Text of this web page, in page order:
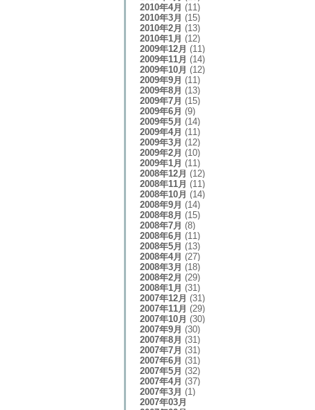
2010年4月 (11)
2010年3月 (15)
2010年2月 (13)
2010年1月 (12)
2009年12月 (11)
2009年11月 (14)
2009年10月 (12)
2009年9月 (11)
2009年8月 (13)
2009年7月 (15)
2009年6月 (9)
2009年5月 (14)
2009年4月 (11)
2009年3月 (12)
2009年2月 (10)
2009年1月 (11)
2008年12月 (12)
2008年11月 (11)
2008年10月 (14)
2008年9月 (14)
2008年8月 (15)
2008年7月 (8)
2008年6月 (11)
2008年5月 (13)
2008年4月 (27)
2008年3月 (18)
2008年2月 (29)
2008年1月 (31)
2007年12月 (31)
2007年11月 (29)
2007年10月 (30)
2007年9月 (30)
2007年8月 (31)
2007年7月 (31)
2007年6月 (31)
2007年5月 (32)
2007年4月 (37)
2007年3月 (1)
2007年03月